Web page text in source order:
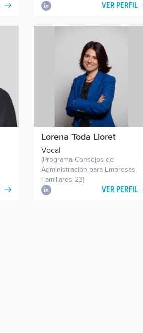
VER PERFIL
Lorena Toda Lloret
Vocal
(Programa Consejos de
Administración para Empresas
Familiares 23)
VER PERFIL